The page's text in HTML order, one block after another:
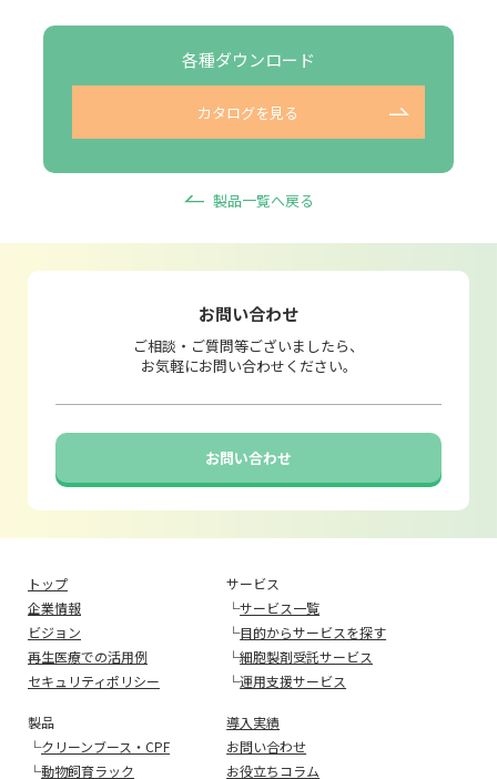
各種ダウンロード
カタログを見る
製品一覧へ戻る
お問い合わせ
ご相談・ご質問等ございましたら、
お気軽にお問い合わせください。
お問い合わせ
トップ
企業情報
ビジョン
再生医療での活用例
セキュリティポリシー
サービス
└サービス一覧
└目的からサービスを探す
└細胞製剤受託サービス
└運用支援サービス
製品
└クリーンブース・CPF
└動物飼育ラック
導入実績
お問い合わせ
お役立ちコラム